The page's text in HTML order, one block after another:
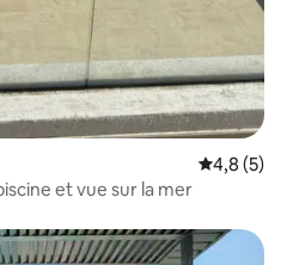
Évaluation
4,8 (5)
et vue sur la mer